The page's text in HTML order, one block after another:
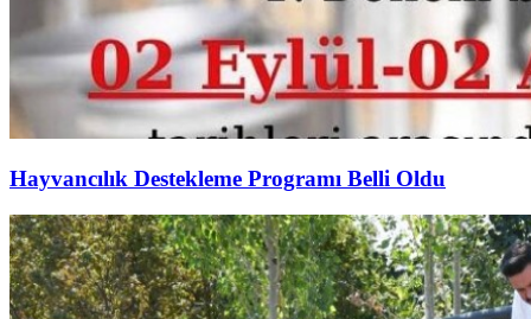
Hayvancılık Destekleme Programı Belli Oldu